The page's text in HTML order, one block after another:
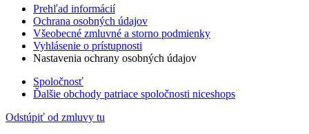
Prehľad informácií
Ochrana osobných údajov
Všeobecné zmluvné a storno podmienky
Vyhlásenie o prístupnosti
Nastavenia ochrany osobných údajov
Spoločnosť
Ďalšie obchody patriace spoločnosti niceshops
Odstúpiť od zmluvy tu